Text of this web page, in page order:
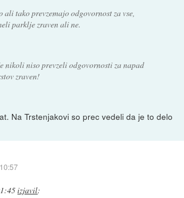
ali tako prevzemajo odgovornost za vse,
parklje zraven ali ne.
nikoli niso prevzeli odgovornosti za napad
zraven!
Na Trstenjakovi so prec vedeli da je to delo
izjavil: